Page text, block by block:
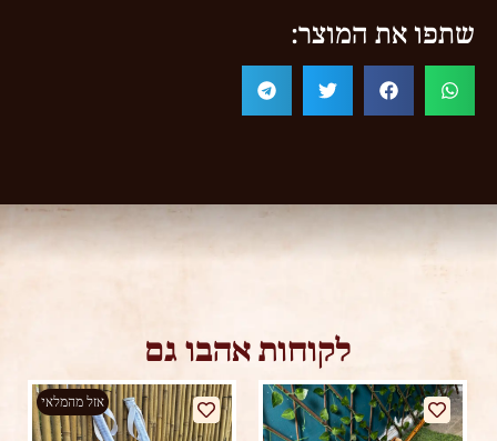
שתפו את המוצר:
לקוחות אהבו גם
אזל מהמלאי